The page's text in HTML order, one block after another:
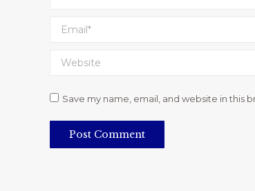
Email *
Website
Save my name, email, and website in this
Post Comment